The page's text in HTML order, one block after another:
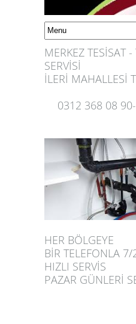
MERKEZ TESİSAT
SERVİSİ
İLERİ MAHALLESİ
0312 368 08
HER BÖLGEYE
BİR TELEFONLA
HIZLI SERVİS
PAZAR GÜNLERİ